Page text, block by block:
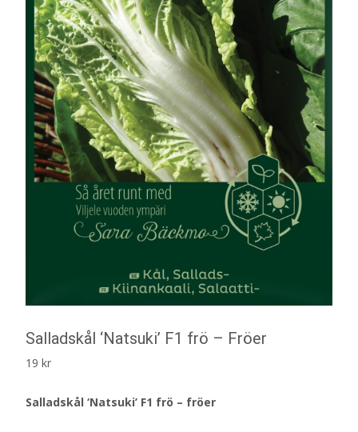
Salladskål ‘Natsuki’ F1 frö – Fröer
19 kr
Salladskål ‘Natsuki’ F1 frö – fröer